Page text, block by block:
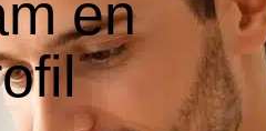
en